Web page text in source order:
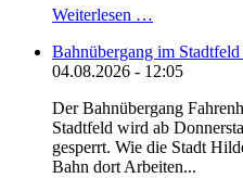
Weiterlesen …
Bahnübergang im
04.08.2026 - 12:05
Der Bahnübergang
Stadtfeld wird ab
gesperrt. Wie die Stadt
Bahn dort Arbeiten...